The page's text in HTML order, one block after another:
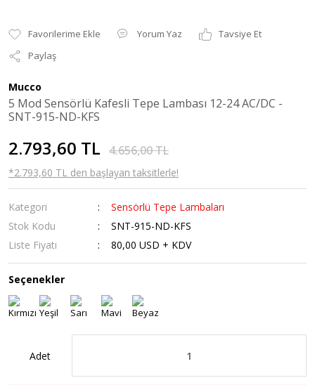
Yorum Yaz
Tavsiye Et
Paylaş
Mucco
5 Mod Sensörlü Kafesli Tepe Lambası 12-24 AC/DC -
SNT-915-ND-KFS
2.793,60 TL 4.656,00 TL
*2.793,60 TL den başlayan taksitlerle!
Kategori
Sensörlü Tepe Lambaları
Stok Kodu
SNT-915-ND-KFS
Liste Fiyatı
80,00 USD + KDV
Seçenekler
Adet